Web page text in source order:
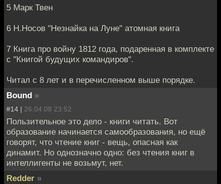
5 Марк Твен
6 Н.Носов "Незнайка на Луне" атомная книга
7 Книга про войну 1812 года, подаренная в комплекте
с "Книгой будущих командиров".
Читал с 8 лет и в перечисленном выше порядке.
Bound »
#14 | 26.04.08 23:52
Пользительное это дело - книги читать. Вот
образование начинается самообразования, но ещё
говорят, что чтение книг - вещь, опасная как
динамит. Но однозначно одно: без чтения книг в
интеллигенты не возьмут, нет.
Redder »